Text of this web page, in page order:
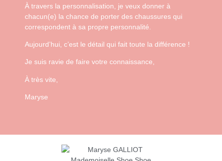
À travers la personnalisation, je veux donner à
chacun(e) la chance de porter des chaussures qui
correspondent à sa propre personnalité.
Aujourd’hui, c’est le détail qui fait toute la différence !
Je suis ravie de faire votre connaissance,
À très vite,
Maryse